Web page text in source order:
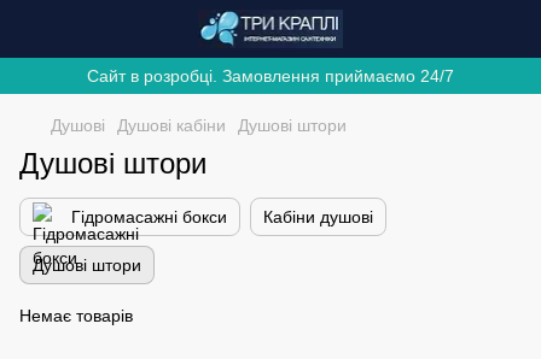
Сайт в розробці. Замовлення приймаємо 24/7
Душові Душові кабіни Душові штори
Душові штори
Гідромасажні бокси Кабіни душові
Душові штори
Немає товарів